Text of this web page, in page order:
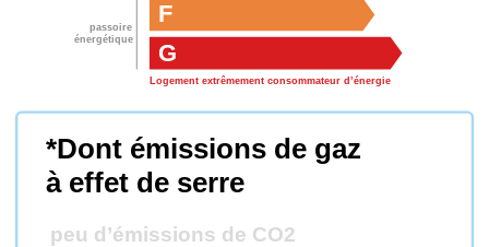
passoire
énergétique
G
Logement extrêmement consommateur d’énergie
F
*Dont émissions de gaz
à effet de serre
peu d’émissions de CO2